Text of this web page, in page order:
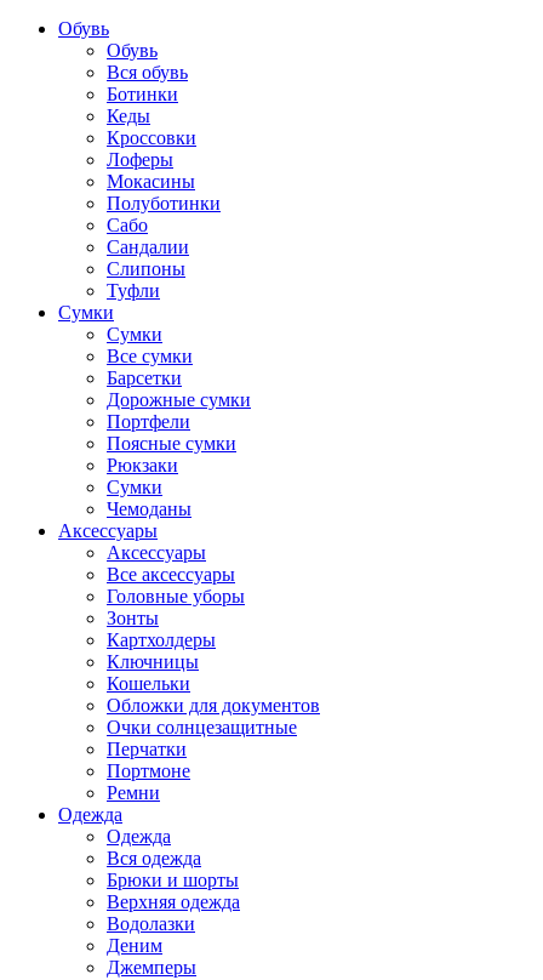
Обувь
Обувь
Вся обувь
Ботинки
Кеды
Кроссовки
Лоферы
Мокасины
Полуботинки
Сабо
Сандалии
Слипоны
Туфли
Сумки
Сумки
Все сумки
Барсетки
Дорожные сумки
Портфели
Поясные сумки
Рюкзаки
Сумки
Чемоданы
Аксессуары
Аксессуары
Все аксессуары
Головные уборы
Зонты
Картхолдеры
Ключницы
Кошельки
Обложки для документов
Очки солнцезащитные
Перчатки
Портмоне
Ремни
Одежда
Одежда
Вся одежда
Брюки и шорты
Верхняя одежда
Водолазки
Деним
Джемперы